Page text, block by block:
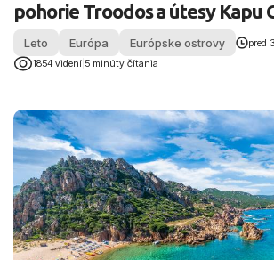
pohorie Troodos a útesy Kapu
Leto Európa Európske ostrovy
pred
1854 videní 5 minúty čítania